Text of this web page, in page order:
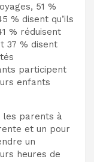
51 %
% disent qu’ils
% réduisent
37 % disent
participent
enfants
les parents à
et un pour
un
heures de